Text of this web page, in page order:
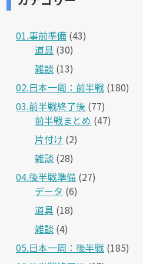
01.事前準備 (43)
道具 (30)
雑談 (13)
02.日本一周：前半戦 (180)
03.前半戦終了後 (77)
前半戦まとめ (47)
片付け (2)
雑談 (28)
04.後半戦準備 (27)
データ (6)
道具 (18)
雑談 (4)
05.日本一周：後半戦 (185)